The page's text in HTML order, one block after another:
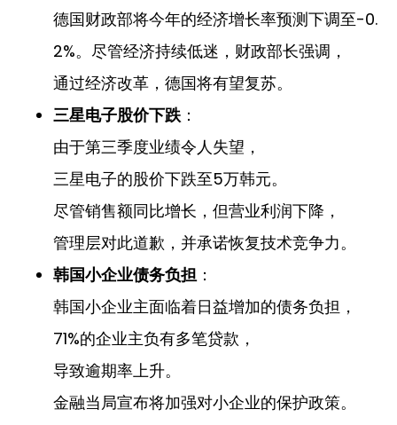
德国财政部将今年的经济增长率预测下调至-0.
2%。尽管经济持续低迷，财政部长强调，
通过经济改革，德国将有望复苏。
三星电子股价下跌 ：
由于第三季度业绩令人失望，
三星电子的股价下跌至5万韩元。
尽管销售额同比增长，但营业利润下降，
管理层对此道歉，并承诺恢复技术竞争力。
韩国小企业债务负担：
韩国小企业主面临着日益增加的债务负担，
71%的企业主负有多笔贷款，
导致逾期率上升。
金融当局宣布将加强对小企业的保护政策。